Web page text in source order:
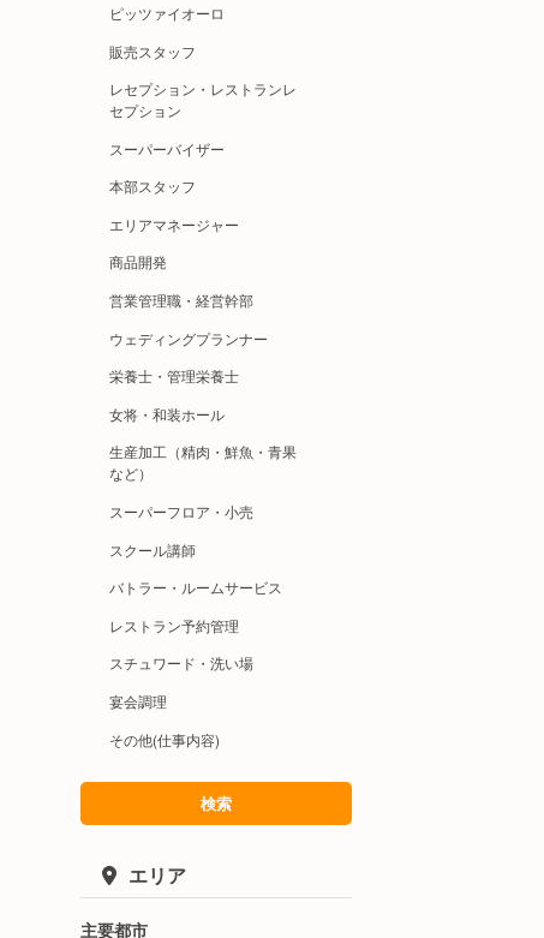
ピッツァイオーロ
販売スタッフ
レセプション・レストランレ
セプション
スーパーバイザー
本部スタッフ
エリアマネージャー
商品開発
営業管理職・経営幹部
ウェディングプランナー
栄養士・管理栄養士
女将・和装ホール
生産加工（精肉・鮮魚・青果
など）
スーパーフロア・小売
スクール講師
バトラー・ルームサービス
レストラン予約管理
スチュワード・洗い場
宴会調理
その他(仕事内容)
検索
エリア
主要都市